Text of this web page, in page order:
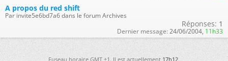
A propos du red shift
Par invite5e6bd7a6 dans le forum Archives
Réponses: 1
Dernier message: 24/06/2004, 11h33
Fuseau horaire GMT +1. Il est actuellement17h12.